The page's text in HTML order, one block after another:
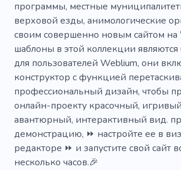
программы, местные
верховой езды, анимологические
своим совершенно новым сайтом на
шаблоны в этой коллекции
для пользователей Weblium, они
конструктор с функцией
профессиональный дизайн, чтобы
онлайн-проекту красочный,
авантюрный, интерактивный вид.
демонстрацию, ⏩ настройте ее в
редакторе ⏩ и запустите свой сайт
несколько часов.🎉